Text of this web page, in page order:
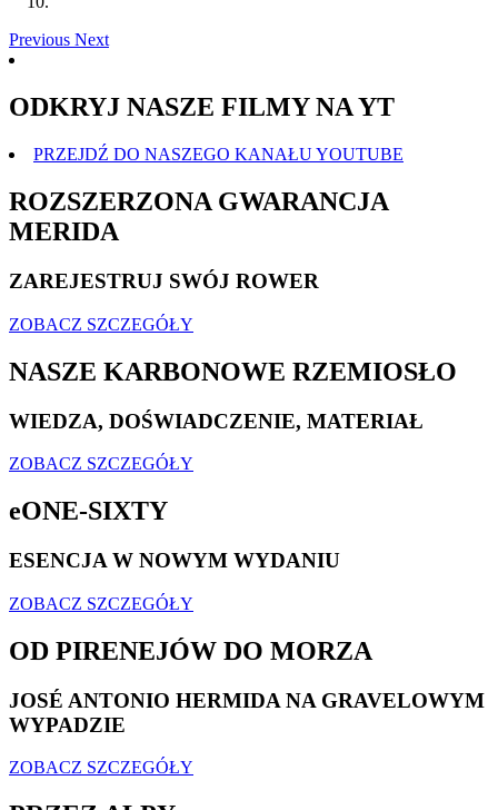
Previous Next
ODKRYJ NASZE FILMY NA YT
PRZEJDŹ DO NASZEGO KANAŁU YOUTUBE
ROZSZERZONA GWARANCJA
MERIDA
ZAREJESTRUJ SWÓJ ROWER
ZOBACZ SZCZEGÓŁY
NASZE KARBONOWE RZEMIOSŁO
WIEDZA, DOŚWIADCZENIE, MATERIAŁ
ZOBACZ SZCZEGÓŁY
eONE-SIXTY
ESENCJA W NOWYM WYDANIU
ZOBACZ SZCZEGÓŁY
OD PIRENEJÓW DO MORZA
JOSÉ ANTONIO HERMIDA NA GRAVELOWYM
WYPADZIE
ZOBACZ SZCZEGÓŁY